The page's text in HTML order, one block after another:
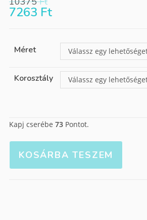
7263 Ft
Méret Válassz egy
Korosztály Válassz egy
Kapj cserébe 73Pontot.
KOSÁRBA TESZEM